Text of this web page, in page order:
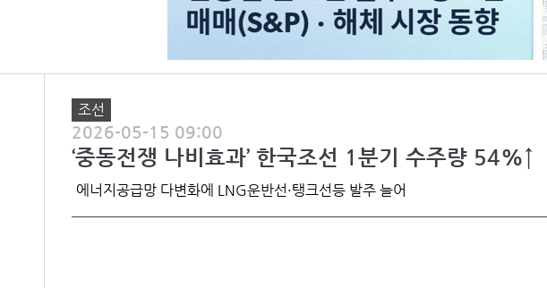
조선
2026-05-15 09:00
‘중동전쟁 나비효과’ 한국조선 1분기 수주량 54%↑
에너지공급망 다변화에 LNG운반선·탱크선등 발주 늘어